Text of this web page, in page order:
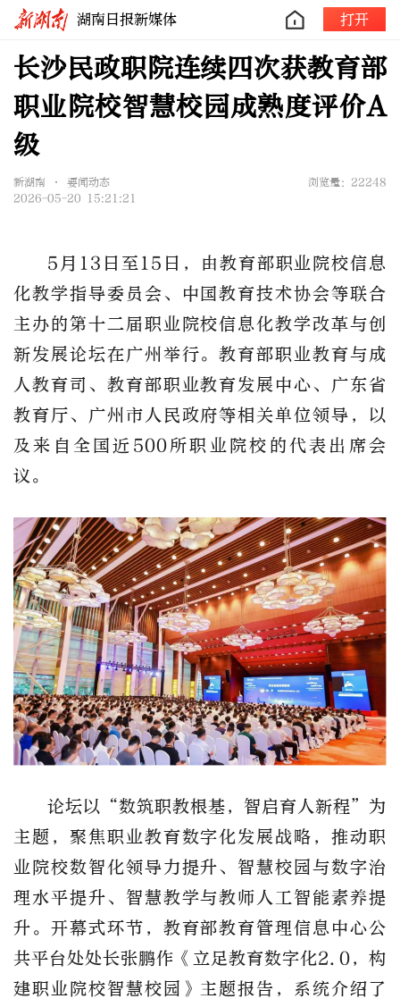
湖南日报新媒体 打开
长沙民政职院连续四次获教育部
职业院校智慧校园成熟度评价A
级
新湖南 • 要闻动态
浏览量：22248
2026-05-20 15:21:21
5月13日至15日，由教育部职业院校信息
化教学指导委员会、中国教育技术协会等联合
主办的第十二届职业院校信息化教学改革与创
新发展论坛在广州举行。教育部职业教育与成
人教育司、教育部职业教育发展中心、广东省
教育厅、广州市人民政府等相关单位领导，以
及来自全国近500所职业院校的代表出席会
议。
论坛以“数筑职教根基，智启育人新程”为
主题，聚焦职业教育数字化发展战略，推动职
业院校数智化领导力提升、智慧校园与数字治
理水平提升、智慧教学与教师人工智能素养提
升。开幕式环节，教育部教育管理信息中心公
共平台处处长张鹏作《立足教育数字化2.0，构
建职业院校智慧校园》主题报告，系统介绍了